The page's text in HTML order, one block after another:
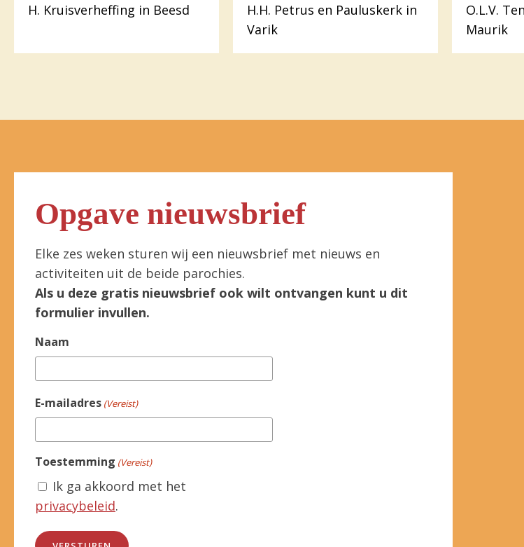
H. Kruisverheffing in Beesd
H.H. Petrus en Pauluskerk in
Varik
O.L.V.
Maurik
Opgave nieuwsbrief
Elke zes weken sturen wij een nieuwsbrief met nieuws en
activiteiten uit de beide parochies.
Als u deze gratis nieuwsbrief ook wilt ontvangen kunt u dit
formulier invullen.
Naam
E-mailadres (Vereist)
Toestemming (Vereist)
Ik ga akkoord met het
privacybeleid.